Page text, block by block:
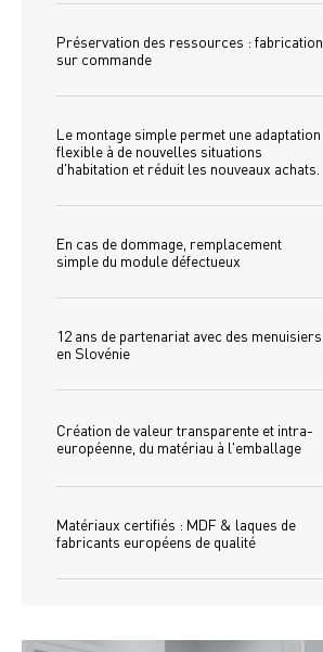
Préservation des ressources : fabrication
sur commande
Le montage simple permet une adaptation
flexible à de nouvelles situations
d'habitation et réduit les nouveaux achats.
En cas de dommage, remplacement
simple du module défectueux
12 ans de partenariat avec des menuisiers
en Slovénie
Création de valeur transparente et intra-
européenne, du matériau à l'emballage
Matériaux certifiés : MDF & laques de
fabricants européens de qualité